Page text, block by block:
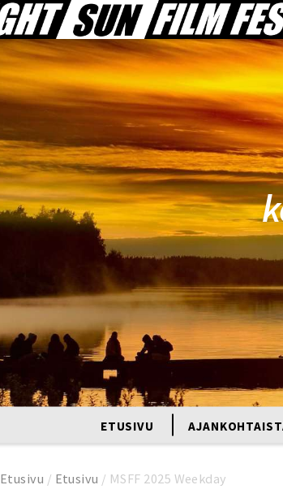
ETUSIVU
Etusivu / Etusivu / MSFF 2025 Weekday